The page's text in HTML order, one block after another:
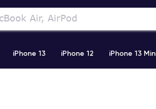
iPhone 13 iPhone 12 iPhone 13